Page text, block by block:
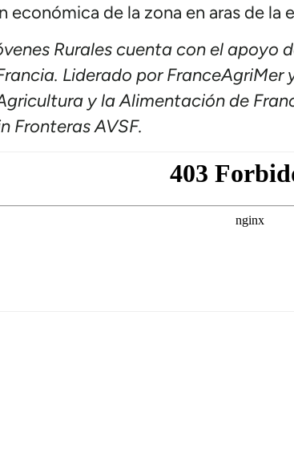
económica de la zona en aras de la
Rurales cuenta con el apoyo
Liderado por
y la Alimentación de
Fronteras AVSF.